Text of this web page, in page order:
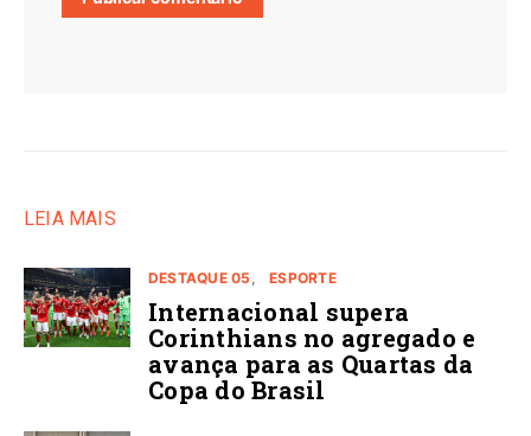
LEIA MAIS
DESTAQUE 05 ESPORTE
Internacional supera
Corinthians no agregado e
avança para as Quartas da
Copa do Brasil